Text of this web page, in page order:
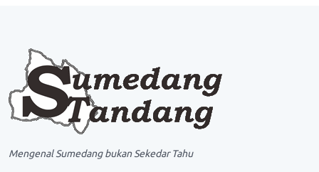
Mengenal Sumedang bukan Sekedar Tahu